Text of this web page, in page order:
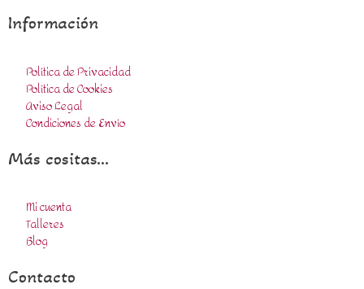
Información
Política de Privacidad
Política de Cookies
Aviso Legal
Condiciones de Envío
Más cositas...
Mi cuenta
Talleres
Blog
Contacto